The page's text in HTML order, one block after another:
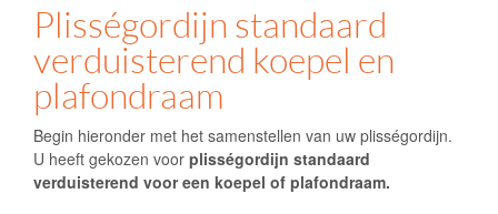
Plisségordijn standaard
verduisterend koepel en
plafondraam
Begin hieronder met het samenstellen van uw plisségordijn.
U heeft gekozen voor plisségordijn standaard
verduisterend voor een koepel of plafondraam.